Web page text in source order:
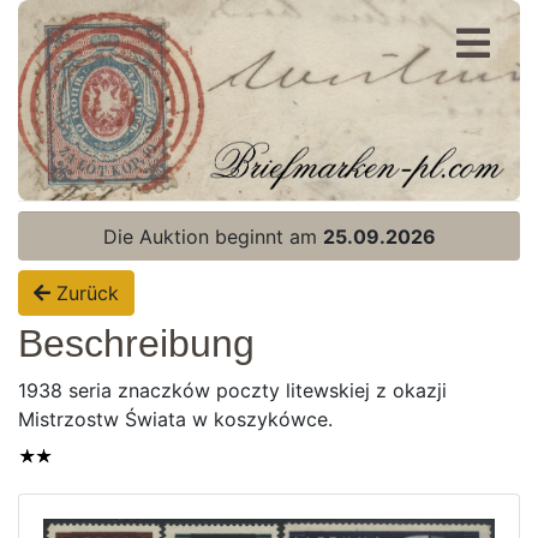
Registrierung
Login
Home page
Die Auktion beginnt am 25.09.2026
Zurück
Beschreibung
1938 seria znaczków poczty litewskiej z okazji
Mistrzostw Świata w koszykówce.